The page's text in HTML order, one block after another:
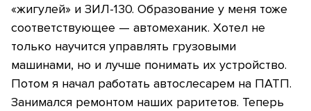
«жигулей» и ЗИЛ-130. Образование у меня тоже
соответствующее — автомеханик. Хотел не
только научится управлять грузовыми
машинами, но и лучше понимать их устройство.
Потом я начал работать автослесарем на ПАТП.
Занимался ремонтом наших раритетов. Теперь